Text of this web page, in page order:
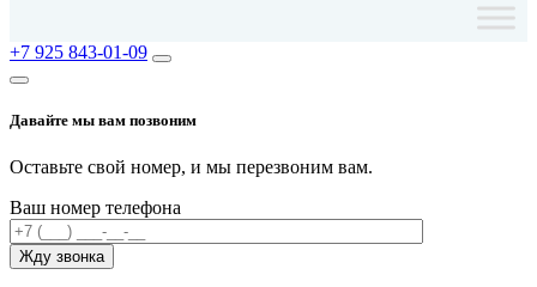
+7 925 843-01-09
Давайте мы вам позвоним
Оставьте свой номер, и мы перезвоним вам.
Ваш номер телефона